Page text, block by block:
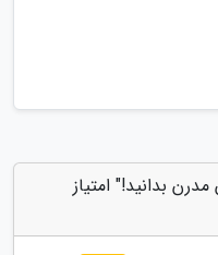
بدانید!" امتیاز